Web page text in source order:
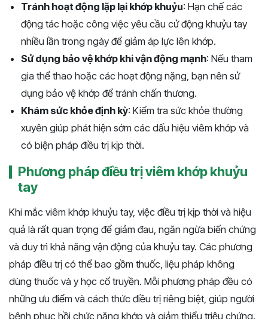
Tránh hoạt động lặp lại khớp khuỷu: Hạn chế các
động tác hoặc công việc yêu cầu cử động khuỷu tay
nhiều lần trong ngày để giảm áp lực lên khớp.
Sử dụng bảo vệ khớp khi vận động mạnh: Nếu tham
gia thể thao hoặc các hoạt động nặng, bạn nên sử
dụng bảo vệ khớp để tránh chấn thương.
Khám sức khỏe định kỳ: Kiểm tra sức khỏe thường
xuyên giúp phát hiện sớm các dấu hiệu viêm khớp và
có biện pháp điều trị kịp thời.
Phương pháp điều trị viêm khớp khuỷu
tay
Khi mắc viêm khớp khuỷu tay, việc điều trị kịp thời và hiệu
quả là rất quan trọng để giảm đau, ngăn ngừa biến chứng
và duy trì khả năng vận động của khuỷu tay. Các phương
pháp điều trị có thể bao gồm thuốc, liệu pháp không
dùng thuốc và y học cổ truyền. Mỗi phương pháp đều có
những ưu điểm và cách thức điều trị riêng biệt, giúp người
bệnh phục hồi chức năng khớp và giảm thiểu triệu chứng.